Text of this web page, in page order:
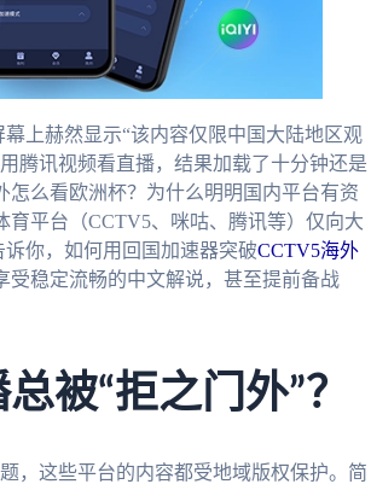
上赫然显示“该内容仅限中国大陆地区观
腾讯视频看直播，结果加载了十分钟还是
么看欧洲杯？为什么明明国内平台有资
平台（CCTV5、咪咕、腾讯等）仅向大
你，如何用回国加速器突破CCTV5海外
受稳定流畅的中文解说，甚至提前备战
被“拒之门外”？
，这些平台的内容都受地域版权保护。简